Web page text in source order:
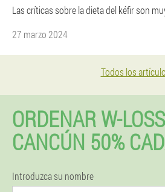
Las críticas sobre la dieta del kéfir son
27 marzo 2024
Todos los
ORDENAR W-
CANCÚN 50%
Introduzca su nombre